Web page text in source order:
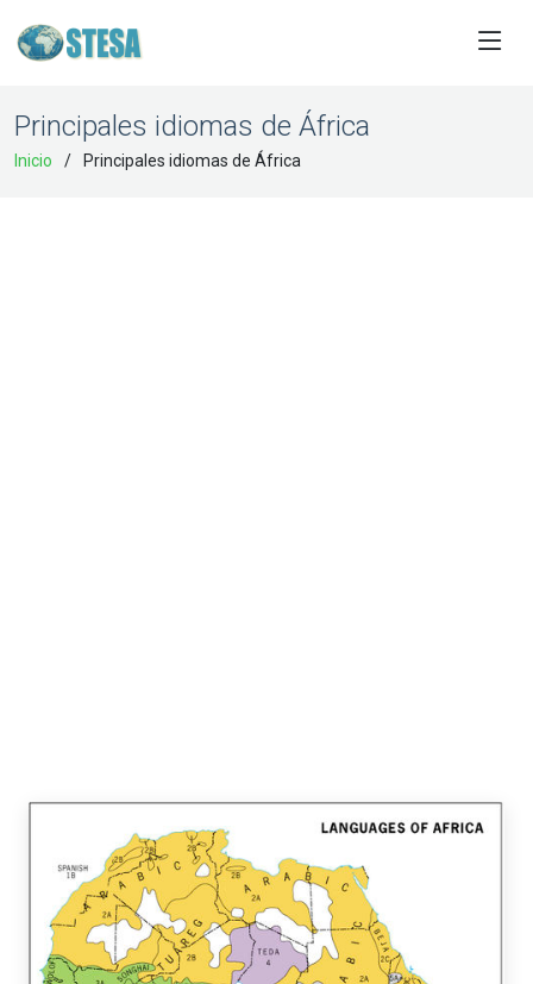
Principales idiomas de África
Inicio Principales idiomas de África